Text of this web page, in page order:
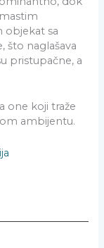
objekat sa
što naglašava
pristupačne, a
one koji traže
ambijentu.